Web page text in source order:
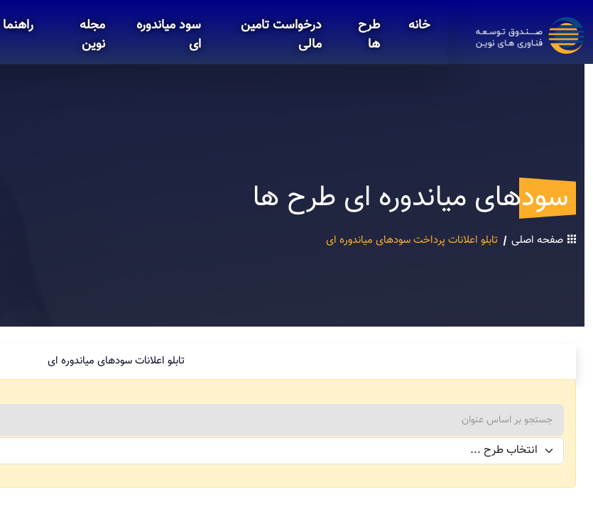
خانه
طرح
ها
درخواست تامین
مالی
سود میاندوره
ای
مجله
نوین
راهنما
سودهای میاندوره ای طرح ها
صفحه اصلی تابلو اعلانات پرداخت سودهای میاندوره ای
تابلو اعلانات سودهای میاندوره ای